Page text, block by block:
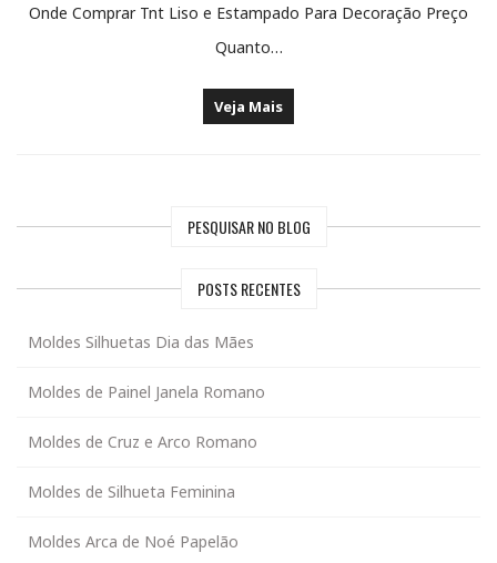
Onde Comprar Tnt Liso e Estampado Para Decoração Preço
Quanto…
Veja Mais
PESQUISAR NO BLOG
POSTS RECENTES
Moldes Silhuetas Dia das Mães
Moldes de Painel Janela Romano
Moldes de Cruz e Arco Romano
Moldes de Silhueta Feminina
Moldes Arca de Noé Papelão